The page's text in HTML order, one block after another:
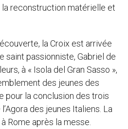
la reconstruction matérielle et
la Croix est arrivée
saint passionniste, Gabriel de
à « Isola del Gran Sasso »,
des jeunes des
pour la conclusion des trois
des jeunes Italiens. La
Rome après la messe.